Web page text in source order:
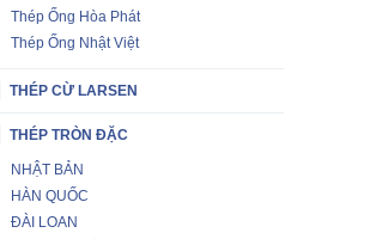
Thép Ống Hòa Phát
Thép Ống Nhật Việt
THÉP CỪ LARSEN
THÉP TRÒN ĐẶC
NHẬT BẢN
HÀN QUỐC
ĐÀI LOAN